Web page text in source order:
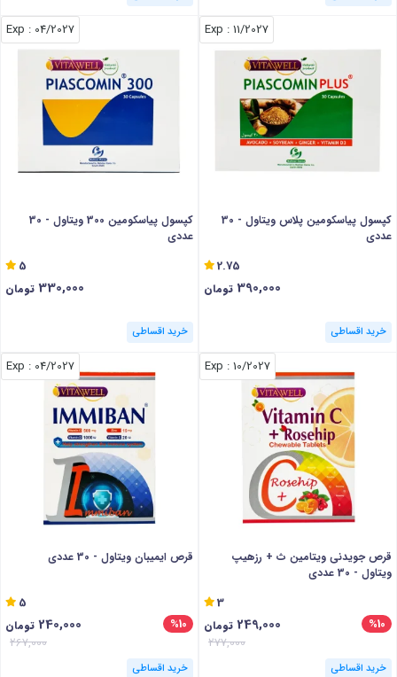
11/2027
: Exp
کپسول پیاسکومین پلاس ویتاول - 30
عددی
2.75
390,000 تومان
خرید اقساطی
04/2027
: Exp
کپسول پیاسکومین 300 ویتاول - 30
عددی
5
330,000 تومان
خرید اقساطی
10/2027
: Exp
قرص جویدنی ویتامین ث + رزهیپ
ویتاول - 30 عددی
3
%10
249,000 تومان
277,000
خرید اقساطی
04/2027
: Exp
قرص ایمیبان ویتاول - 30 عددی
5
%10
240,000 تومان
267,000
خرید اقساطی